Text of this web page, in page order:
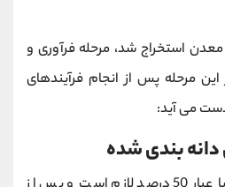
استخراج شد، مرحله فرآوری و
مرحله پس از انجام فرآیندهای
بندی شده